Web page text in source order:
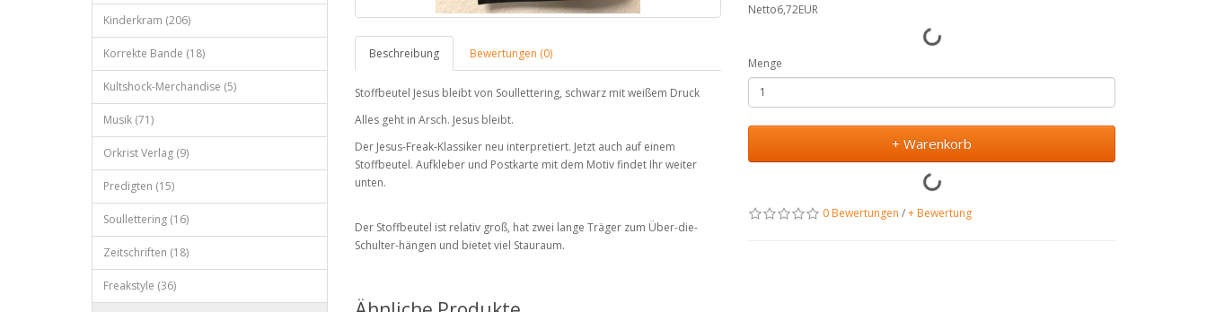
Kinderkram (206)
Korrekte Bande (18)
Kultshock-Merchandise (5)
Musik (71)
Orkrist Verlag (9)
Predigten (15)
Soullettering (16)
Zeitschriften (18)
Freakstyle (36)
Beschreibung Bewertungen (0)
Stoffbeutel Jesus bleibt von Soullettering, schwarz mit weißem Druck
Alles geht in Arsch. Jesus bleibt.
Der Jesus-Freak-Klassiker neu interpretiert. Jetzt auch auf einem
Stoffbeutel. Aufkleber und Postkarte mit dem Motiv findet Ihr weiter
unten.
Der Stoffbeutel ist relativ groß, hat zwei lange Träger zum Über-die-
Schulter-hängen und bietet viel Stauraum.
Netto6,72EUR
Menge
+ Warenkorb
0 Bewertungen /+ Bewertung